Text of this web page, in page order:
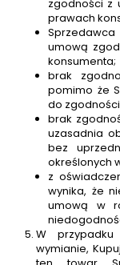
zgodności z
prawach
umową
konsumenta;
brak
pomimo że
do
brak
uzasadnia
bez
określonych
z
wynika, że
umową w
W
wymianie,